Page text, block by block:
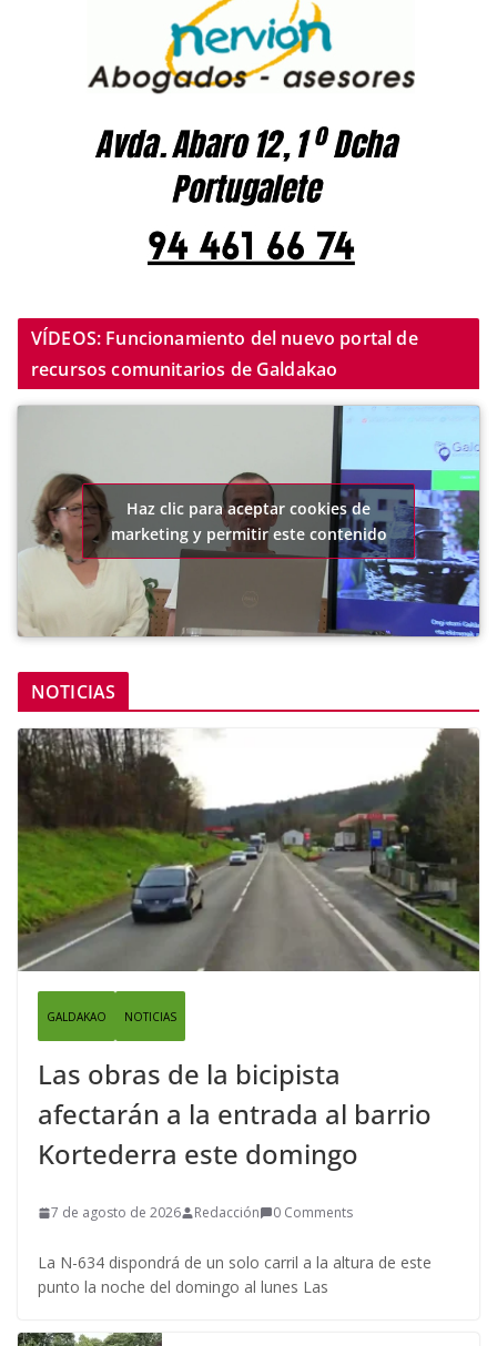
VÍDEOS: Funcionamiento del nuevo portal de
recursos comunitarios de Galdakao
Haz clic para aceptar cookies de
marketing y permitir este contenido
NOTICIAS
GALDAKAO NOTICIAS
Las obras de la bicipista
afectarán a la entrada al barrio
Kortederra este domingo
7 de agosto de 2026 Redacción 0 Comments
La N-634 dispondrá de un solo carril a la altura de este
punto la noche del domingo al lunes Las